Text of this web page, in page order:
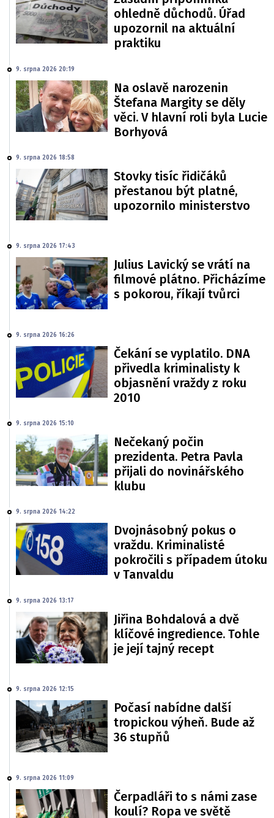
ohledně důchodů. Úřad
upozornil na aktuální
praktiku
9. srpna 2026 20:19
Na oslavě narozenin
Štefana Margity se děly
věci. V hlavní roli byla Lucie
Borhyová
9. srpna 2026 18:58
Stovky tisíc řidičáků
přestanou být platné,
upozornilo ministerstvo
9. srpna 2026 17:43
Julius Lavický se vrátí na
filmové plátno. Přicházíme
s pokorou, říkají tvůrci
9. srpna 2026 16:26
Čekání se vyplatilo. DNA
přivedla kriminalisty k
objasnění vraždy z roku
2010
9. srpna 2026 15:10
Nečekaný počin
prezidenta. Petra Pavla
přijali do novinářského
klubu
9. srpna 2026 14:22
Dvojnásobný pokus o
vraždu. Kriminalisté
pokročili s případem útoku
v Tanvaldu
9. srpna 2026 13:17
Jiřina Bohdalová a dvě
klíčové ingredience. Tohle
je její tajný recept
9. srpna 2026 12:15
Počasí nabídne další
tropickou výheň. Bude až
36 stupňů
9. srpna 2026 11:09
Čerpadláři to s námi zase
koulí? Ropa ve světě